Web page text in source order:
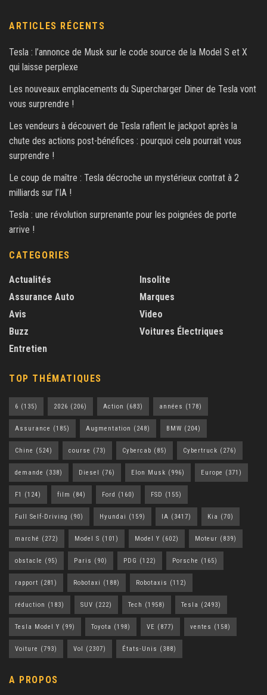
ARTICLES RÉCENTS
Tesla : l’annonce de Musk sur le code source de la Model S et X
qui laisse perplexe
Les nouveaux emplacements du Supercharger Diner de Tesla vont
vous surprendre !
Les vendeurs à découvert de Tesla raflent le jackpot après la
chute des actions post-bénéfices : pourquoi cela pourrait vous
surprendre !
Le coup de maître : Tesla décroche un mystérieux contrat à 2
milliards sur l’IA !
Tesla : une révolution surprenante pour les poignées de porte
arrive !
CATEGORIES
Actualités
Assurance Auto
Avis
Buzz
Entretien
Insolite
Marques
Video
Voitures Électriques
TOP THÉMATIQUES
6 (135) 2026 (206) Action (683) années (178)
Assurance (185) Augmentation (248) BMW (204)
Chine (524) course (73) Cybercab (85) Cybertruck (276)
demande (338) Diesel (76) Elon Musk (996) Europe (371)
F1 (124) film (84) Ford (160) FSD (155)
Full Self-Driving (90) Hyundai (159) IA (3417) Kia (70)
marché (272) Model S (101) Model Y (602) Moteur (839)
obstacle (95) Paris (90) PDG (122) Porsche (165)
rapport (281) Robotaxi (188) Robotaxis (112)
réduction (183) SUV (222) Tech (1958) Tesla (2493)
Tesla Model Y (99) Toyota (198) VE (877) ventes (158)
Voiture (793) Vol (2307) États-Unis (388)
A PROPOS